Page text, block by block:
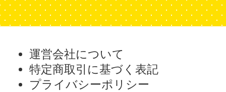
運営会社について
特定商取引に基づく表記
プライバシーポリシー